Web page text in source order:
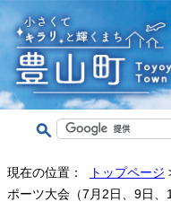
現在の位置： トップページ
ポーツ大会（7月2日、9日、